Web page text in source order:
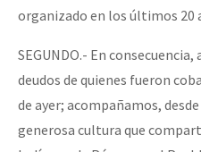
organizado en los últimos 20
SEGUNDO.- En
deudos de quienes fueron
de ayer; acompañamos,
generosa cultura que